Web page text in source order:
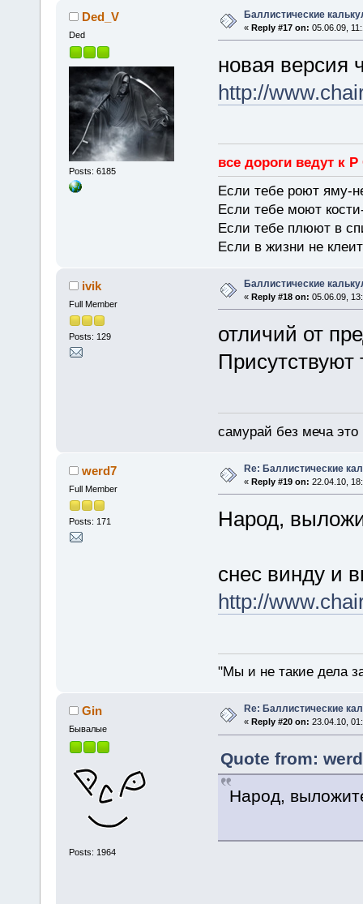
Ded_V
Ded
Posts: 6185
Баллистические
« Reply #17 on: 05.06.09,
новая версия
http://
все дороги ведут к
Если тебе роют яму-
Если тебе моют
Если тебе плюют в
Если в жизни не
ivik
Full Member
Posts: 129
Баллистические
« Reply #18 on: 05.06.09,
отличий от
Присутствуют
самурай без меча это
werd7
Full Member
Posts: 171
Re: Баллистические
« Reply #19 on: 22.04.10,
Народ,
снес винду и
http://
"Мы и не такие дела
Gin
Бывалые
Posts: 1964
Re: Баллистические
« Reply #20 on: 23.04.10,
Quote from:
Народ,